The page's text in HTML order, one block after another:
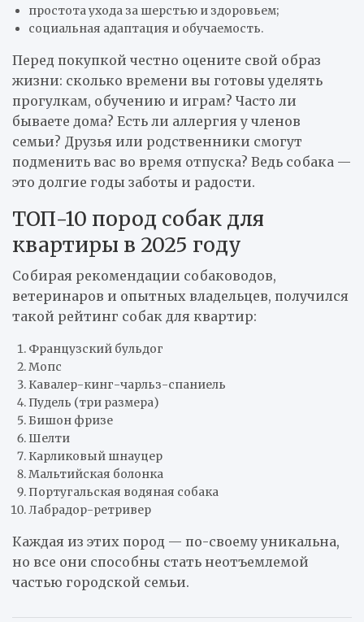
простота ухода за шерстью и здоровьем;
социальная адаптация и обучаемость.
Перед покупкой честно оцените свой образ
жизни: сколько времени вы готовы уделять
прогулкам, обучению и играм? Часто ли
бываете дома? Есть ли аллергия у членов
семьи? Друзья или родственники смогут
подменить вас во время отпуска? Ведь собака —
это долгие годы заботы и радости.
ТОП-10 пород собак для
квартиры в 2025 году
Собирая рекомендации собаководов,
ветеринаров и опытных владельцев, получился
такой рейтинг собак для квартир:
Французский бульдог
Мопс
Кавалер-кинг-чарльз-спаниель
Пудель (три размера)
Бишон фризе
Шелти
Карликовый шнауцер
Мальтийская болонка
Португальская водяная собака
Лабрадор-ретривер
Каждая из этих пород — по-своему уникальна,
но все они способны стать неотъемлемой
частью городской семьи.